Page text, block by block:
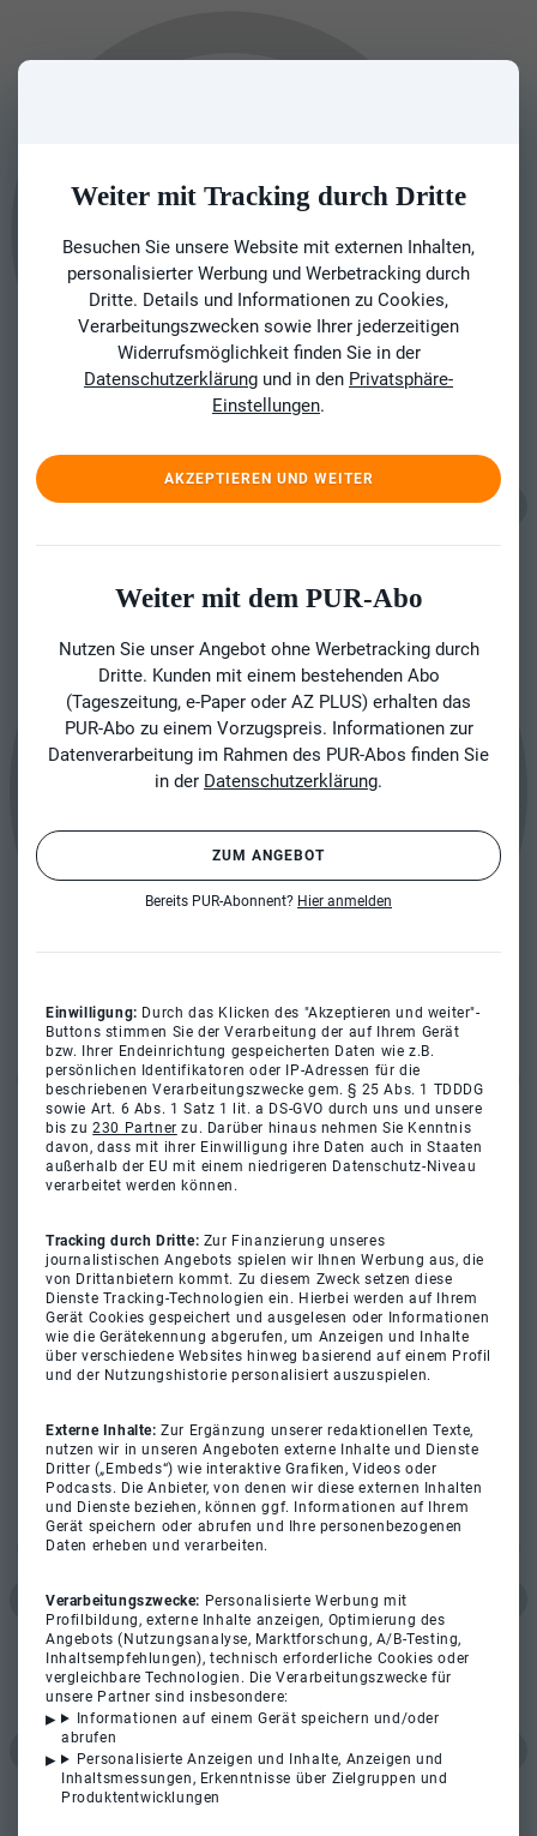
Weiter mit Tracking durch Dritte
Besuchen Sie unsere Website mit externen Inhalten,
personalisierter Werbung und Werbetracking durch
Dritte. Details und Informationen zu Cookies,
Verarbeitungszwecken sowie Ihrer jederzeitigen
Widerrufsmöglichkeit finden Sie in der
Datenschutzerklärung und in den Privatsphäre-
Einstellungen.
AKZEPTIEREN UND WEITER
Weiter mit dem PUR-Abo
Nutzen Sie unser Angebot ohne Werbetracking durch
Dritte. Kunden mit einem bestehenden Abo
(Tageszeitung, e-Paper oder AZ PLUS) erhalten das
PUR-Abo zu einem Vorzugspreis. Informationen zur
Datenverarbeitung im Rahmen des PUR-Abos finden Sie
in der Datenschutzerklärung.
ZUM ANGEBOT
Bereits PUR-Abonnent? Hier anmelden
Einwilligung: Durch das Klicken des "Akzeptieren und weiter"-
Buttons stimmen Sie der Verarbeitung der auf Ihrem Gerät
bzw. Ihrer Endeinrichtung gespeicherten Daten wie z.B.
persönlichen Identifikatoren oder IP-Adressen für die
beschriebenen Verarbeitungszwecke gem. § 25 Abs. 1 TDDDG
sowie Art. 6 Abs. 1 Satz 1 lit. a DS-GVO durch uns und unsere
bis zu230 Partner zu. Darüber hinaus nehmen Sie Kenntnis
davon, dass mit ihrer Einwilligung ihre Daten auch in Staaten
außerhalb der EU mit einem niedrigeren Datenschutz-Niveau
verarbeitet werden können.
Tracking durch Dritte: Zur Finanzierung unseres
journalistischen Angebots spielen wir Ihnen Werbung aus, die
von Drittanbietern kommt. Zu diesem Zweck setzen diese
Dienste Tracking-Technologien ein. Hierbei werden auf Ihrem
Gerät Cookies gespeichert und ausgelesen oder Informationen
wie die Gerätekennung abgerufen, um Anzeigen und Inhalte
über verschiedene Websites hinweg basierend auf einem Profil
und der Nutzungshistorie personalisiert auszuspielen.
Externe Inhalte:Zur Ergänzung unserer redaktionellen Texte,
nutzen wir in unseren Angeboten externe Inhalte und Dienste
Dritter („Embeds“) wie interaktive Grafiken, Videos oder
Podcasts. Die Anbieter, von denen wir diese externen Inhalten
und Dienste beziehen, können ggf. Informationen auf Ihrem
Gerät speichern oder abrufen und Ihre personenbezogenen
Daten erheben und verarbeiten.
Verarbeitungszwecke: Personalisierte Werbung mit
Profilbildung, externe Inhalte anzeigen, Optimierung des
Angebots (Nutzungsanalyse, Marktforschung, A/B-Testing,
Inhaltsempfehlungen), technisch erforderliche Cookies oder
vergleichbare Technologien. Die Verarbeitungszwecke für
unsere Partner sind insbesondere:
Informationen auf einem Gerät speichern und/oder
abrufen
Personalisierte Anzeigen und Inhalte, Anzeigen und
Inhaltsmessungen, Erkenntnisse über Zielgruppen und
Produktentwicklungen